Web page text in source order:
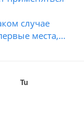
случае
места,…
Tu